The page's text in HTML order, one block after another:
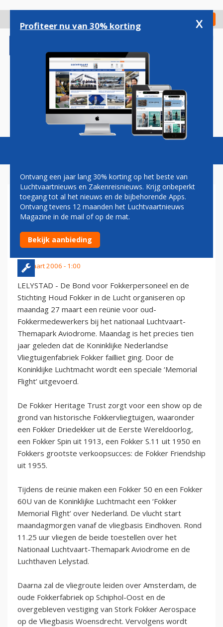
gaan
Check in
Magazine Podcasts Vacatures
FOKKER-REUNIE PRECIES
TIEN JAAR NA
FAILLISSEMENT
25 maart 2006 - 1:00
LELYSTAD - De Bond voor Fokkerpersoneel en de
Stichting Houd Fokker in de Lucht organiseren op
maandag 27 maart een reünie voor oud-
Fokkermedewerkers bij het nationaal Luchtvaart-
Themapark Aviodrome. Maandag is het precies tien
jaar geleden dat de Koninklijke Nederlandse
Vliegtuigenfabriek Fokker failliet ging. Door de
Koninklijke Luchtmacht wordt een speciale ‘Memorial
Flight’ uitgevoerd.
De Fokker Heritage Trust zorgt voor een show op de
grond van historische Fokkervliegtuigen, waaronder
een Fokker Driedekker uit de Eerste Wereldoorlog,
een Fokker Spin uit 1913, een Fokker S.11 uit 1950 en
Fokkers grootste verkoopsucces: de Fokker Friendship
uit 1955.
Tijdens de reünie maken een Fokker 50 en een Fokker
60U van de Koninklijke Luchtmacht een ‘Fokker
Memorial Flight’ over Nederland. De vlucht start
maandagmorgen vanaf de vliegbasis Eindhoven. Rond
11.25 uur vliegen de beide toestellen over het
Nationaal Luchtvaart-Themapark Aviodrome en de
Luchthaven Lelystad.
Daarna zal de vliegroute leiden over Amsterdam, de
oude Fokkerfabriek op Schiphol-Oost en de
overgebleven vestiging van Stork Fokker Aerospace
op de Vliegbasis Woensdrecht. Vervolgens wordt
Profiteer nu van 30% korting x
Ontvang een jaar lang 30% korting op het beste van
Luchtvaartnieuws en Zakenreisnieuws. Krijg onbeperkt
toegang tot al het nieuws en de bijbehorende Apps.
Ontvang tevens 12 maanden het Luchtvaartnieuws
Magazine in de mail of op de mat.
Bekijk aanbieding